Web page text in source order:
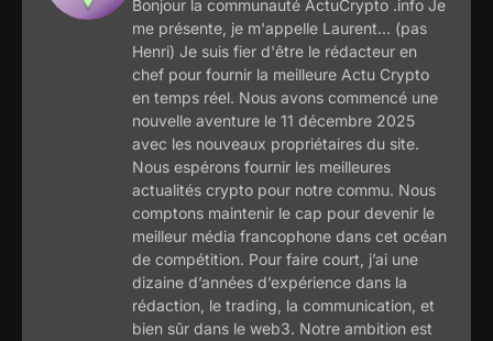
Bonjour la communauté ActuCrypto .info Je
me présente, je m'appelle Laurent... (pas
Henri) Je suis fier d'être le rédacteur en
chef pour fournir la meilleure Actu Crypto
en temps réel. Nous avons commencé une
nouvelle aventure le 11 décembre 2025
avec les nouveaux propriétaires du site.
Nous espérons fournir les meilleures
actualités crypto pour notre commu. Nous
comptons maintenir le cap pour devenir le
meilleur média francophone dans cet océan
de compétition. Pour faire court, j’ai une
dizaine d’années d’expérience dans la
rédaction, le trading, la communication, et
bien sûr dans le web3. Notre ambition est